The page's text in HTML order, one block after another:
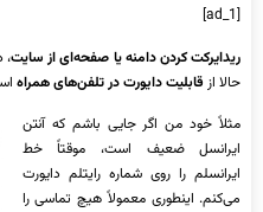
[ad_1]
ریدایرکت کردن دامنه یا صفحه‌ای از سایت،
حالا از قابلیت دایورت در تلفن‌های همراه
مثلاً خود من اگر جایی باشم که آنتن
ایرانسل ضعیف است، موقتاً خط
ایرانسلم را روی شماره رایتلم دایورت
می‌کنم. اینطوری معمولاً هیچ تماسی را